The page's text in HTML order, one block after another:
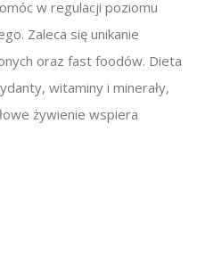
w regulacji poziomu
Zaleca się unikanie
oraz fast foodów. Dieta
witaminy i minerały,
żywienie wspiera